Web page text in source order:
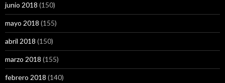
junio 2018 (150)
mayo 2018 (155)
abril 2018 (150)
marzo 2018 (155)
febrero 2018 (140)